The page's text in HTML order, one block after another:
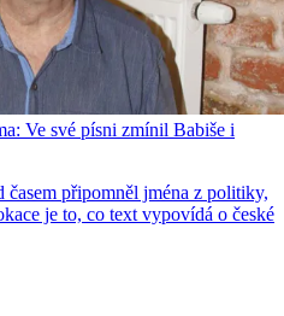
Ve své písni zmínil Babiše i
časem připomněl jména z politiky,
je to, co text vypovídá o české